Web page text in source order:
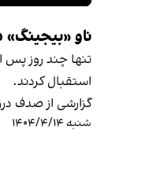
ناو
استقبال کردند.
گزارشی از صدف
شنبه ۱۴۰۴/۴/۱۴